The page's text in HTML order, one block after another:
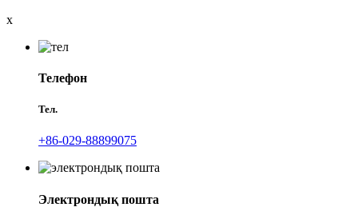
x
Телефон
Тел.
+86-029-88899075
Электрондық пошта